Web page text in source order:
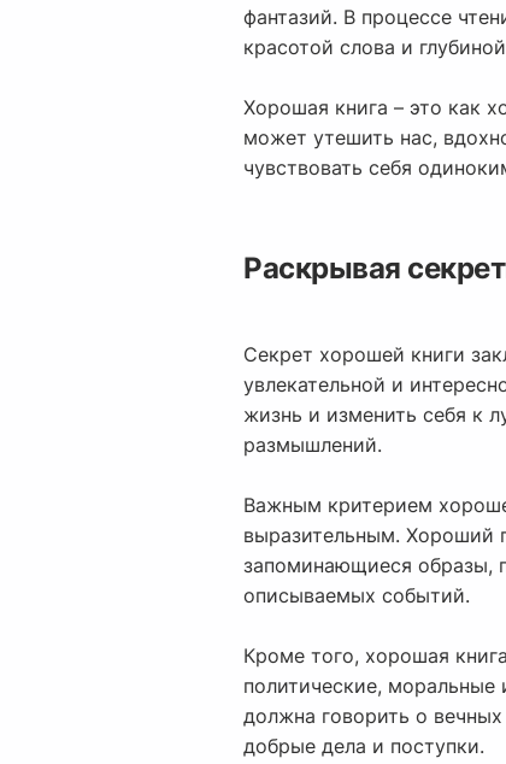
фантазий. В процессе
красотой слова и
Хорошая книга – это как
может утешить нас,
чувствовать себя
Раскрывая
Секрет хорошей книги
увлекательной и
жизнь и изменить себя к
размышлений.
Важным критерием
выразительным. Хороший
запоминающиеся образы,
описываемых событий.
Кроме того, хорошая
политические,
должна говорить о
добрые дела и поступки.